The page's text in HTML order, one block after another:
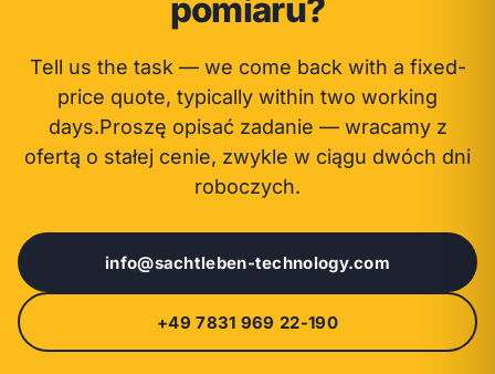
pomiaru?
Tell us the task — we come back with a fixed-
price quote, typically within two working
days.Proszę opisać zadanie — wracamy z
ofertą o stałej cenie, zwykle w ciągu dwóch dni
roboczych.
info@sachtleben-technology.com
+49 7831 969 22-190